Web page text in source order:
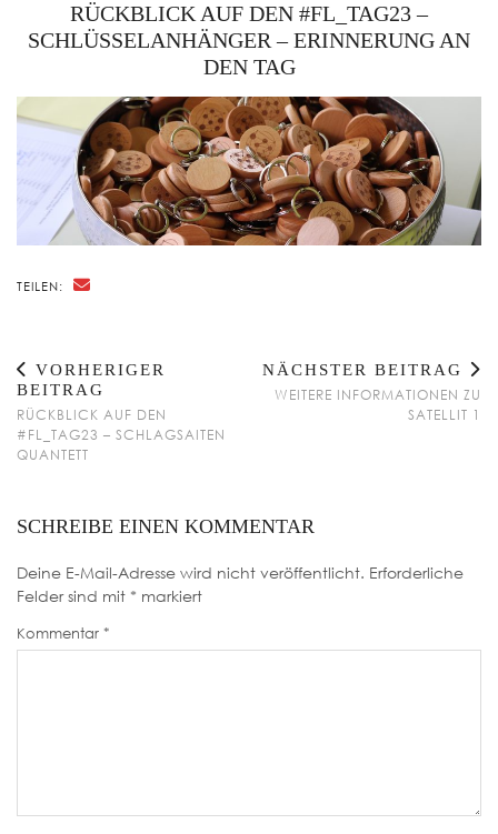
RÜCKBLICK AUF DEN #FL_TAG23 –
SCHLÜSSELANHÄNGER – ERINNERUNG AN
DEN TAG
TEILEN:
VORHERIGER
BEITRAG
RÜCKBLICK AUF DEN
#FL_TAG23 – SCHLAGSAITEN
QUANTETT
NÄCHSTER BEITRAG
WEITERE INFORMATIONEN ZU
SATELLIT 1
SCHREIBE EINEN KOMMENTAR
Deine E-Mail-Adresse wird nicht veröffentlicht. Erforderliche
Felder sind mit * markiert
Kommentar *